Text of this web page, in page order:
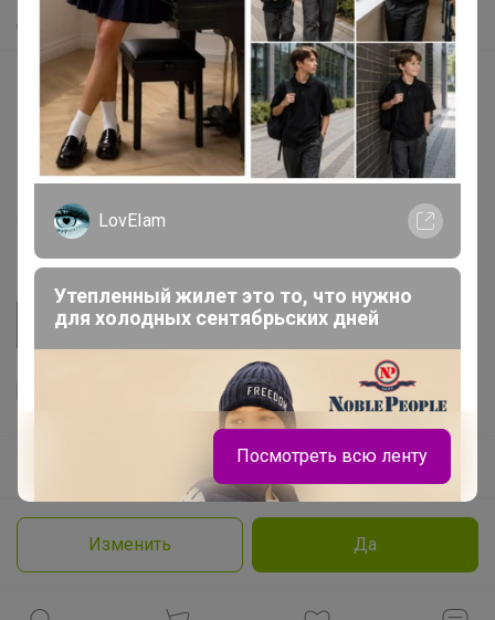
Изменить Да
Самое быстрое
Начать зарабатывать с 24-ok
Picabox.ru - Лучшее место для ваших изображений
Розыгрыш - Генератор случайных чисел
Пульс нашего маркетплейса
Укорачиватель ссылок
© ООО "Лявита", ОГРН 1122468054070, 2012 - 2026
Политика конфиденциальности
Cоглашение пользователя
LovEIam
Утепленный жилет это то, что нужно
для холодных сентябрьских дней
Посмотреть всю ленту
Продолжая использовать этот сайт и нажимая кнопку
«Принять», вы даёте согласие на обработку файлов
Принять